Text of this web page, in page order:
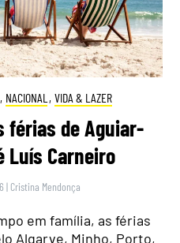
, NACIONAL , VIDA & LAZER
férias de Aguiar-
Luís Carneiro
| Cristina Mendonça
em família, as férias
Algarve, Minho, Porto,